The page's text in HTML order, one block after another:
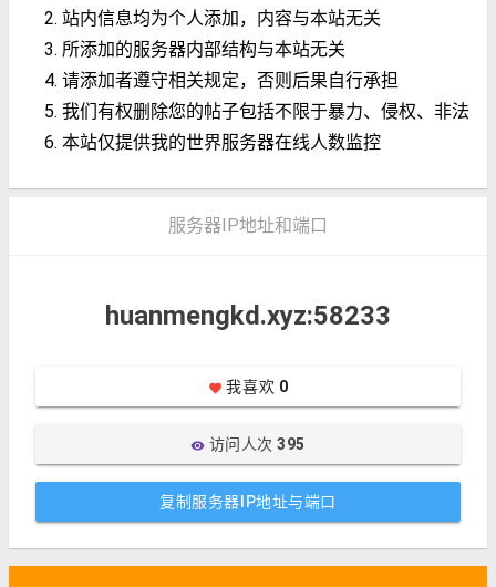
站内信息均为个人添加，内容与本站无关
所添加的服务器内部结构与本站无关
请添加者遵守相关规定，否则后果自行承担
我们有权删除您的帖子包括不限于暴力、侵权、非法
本站仅提供我的世界服务器在线人数监控
服务器IP地址和端口
huanmengkd.xyz:58233
favorite 我喜欢 0
visibility访问人次395
复制服务器IP地址与端口